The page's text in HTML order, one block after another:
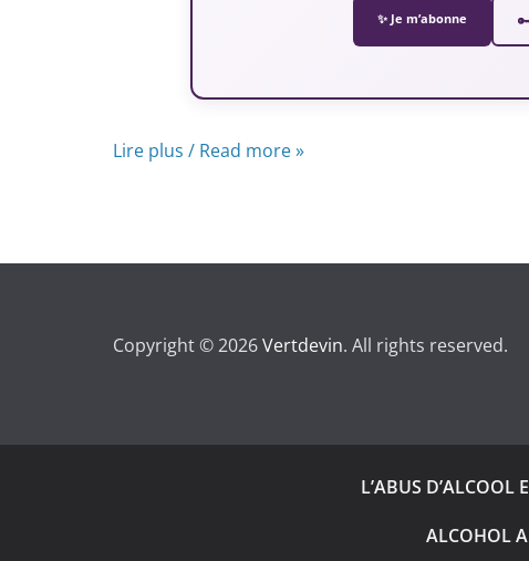
✨ Je m’abonne
Lire plus / Read more »
Copyright © 2026Vertdevin. All rights reserved.
L’ABUS
ALCOHOL